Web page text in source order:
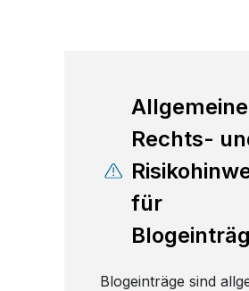
Rechts-
für
Blogeinträge sind